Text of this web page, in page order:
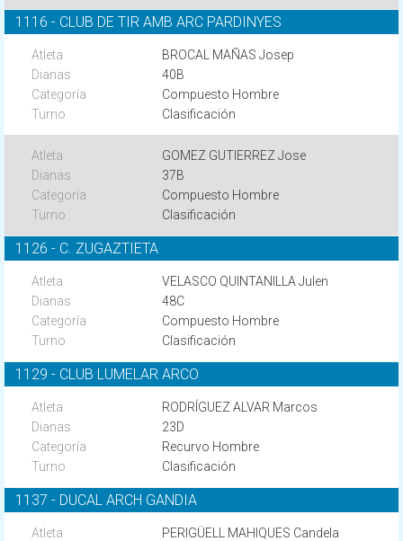
1116 - CLUB DE TIR AMB ARC PARDINYES
BROCAL MAÑAS Josep
40B
Compuesto Hombre
Clasificación
GOMEZ GUTIERREZ Jose
37B
Compuesto Hombre
Clasificación
1126 - C. ZUGAZTIETA
VELASCO QUINTANILLA Julen
48C
Compuesto Hombre
Clasificación
1129 - CLUB LUMELAR ARCO
RODRÍGUEZ ALVAR Marcos
23D
Recurvo Hombre
Clasificación
1137 - DUCAL ARCH GANDIA
PERIGÜELL MAHIQUES Candela